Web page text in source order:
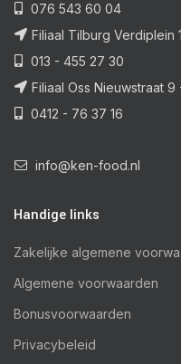
076 543 60 04
Filiaal Tilburg Verdiplein
013 - 455 27 30
Filiaal Oss Nieuwstraat 9
0412 - 76 37 16
info@ken-food.nl
Handige links
Zakelijke algemene
Algemene voorwaarden
Bonusvoorwaarden
Privacybeleid